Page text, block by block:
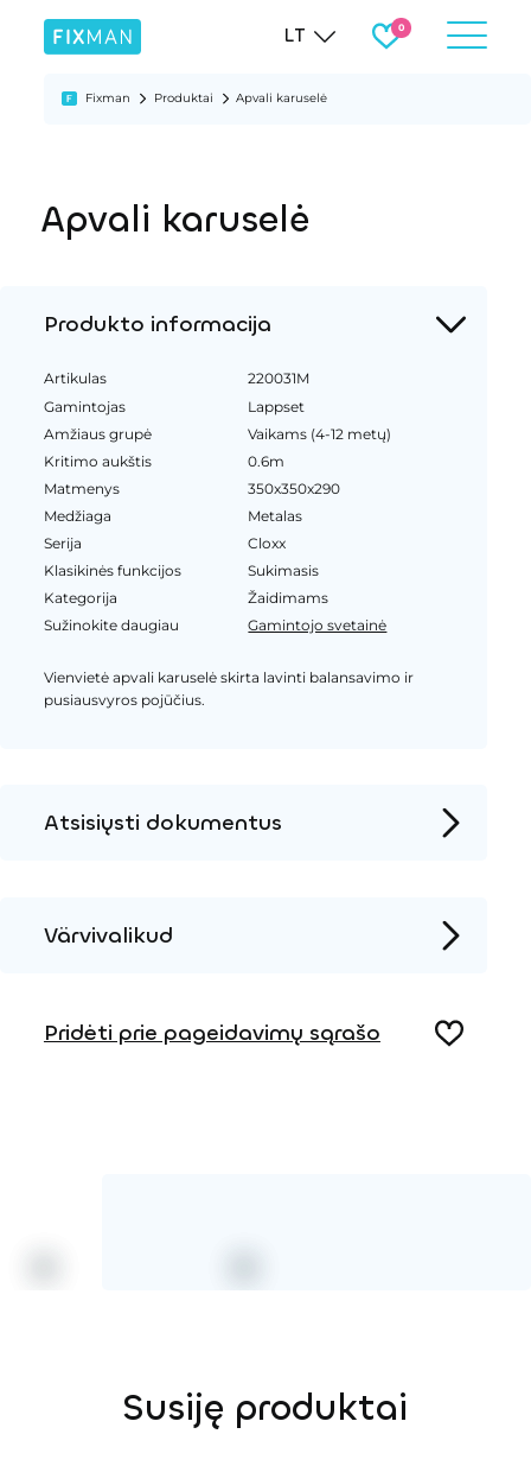
LT
Fixman Produktai Apvali karuselė
Apvali karuselė
Produkto informacija
Artikulas
220031M
Gamintojas
Lappset
Amžiaus grupė
Vaikams (4-12 metų)
Kritimo aukštis
0.6m
Matmenys
350x350x290
Medžiaga
Metalas
Serija
Cloxx
Klasikinės funkcijos
Sukimasis
Kategorija
Žaidimams
Sužinokite daugiau
Gamintojo svetainė
Vienvietė apvali karuselė skirta lavinti balansavimo ir
pusiausvyros pojūčius.
Atsisiųsti dokumentus
3D DWG
Värvivalikud
Pridėti prie pageidavimų sąrašo
Susiję produktai